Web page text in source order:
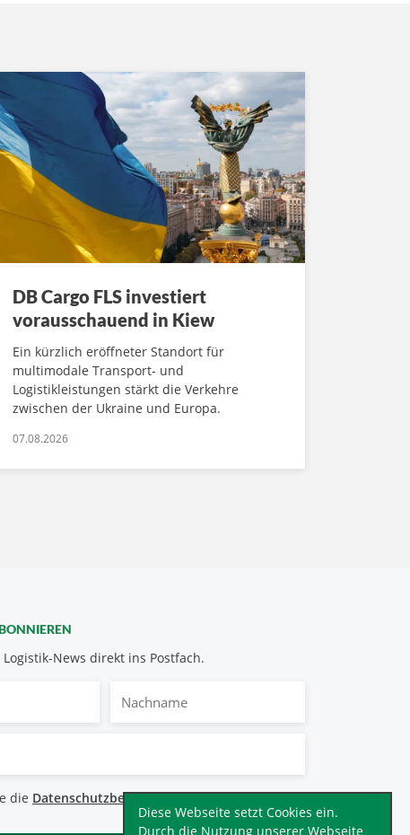
Diese Webseite setzt Cookies ein.
Durch die Nutzung unserer Webseite
DB Cargo FLS investiert
vorausschauend in Kiew
Ein kürzlich eröffneter Standort für
multimodale Transport- und
Logistikleistungen stärkt die Verkehre
zwischen der Ukraine und Europa.
07.08.2026
News direkt ins Postfach.
die Datenschutzbestimmungen.*